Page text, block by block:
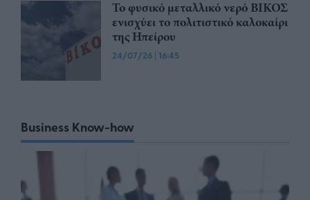
Το φυσικό μεταλλικό νερό ΒΙΚΟΣ
ενισχύει το πολιτιστικό καλοκαίρι
της Ηπείρου
24/07/26 | 16:45
Business Know-how